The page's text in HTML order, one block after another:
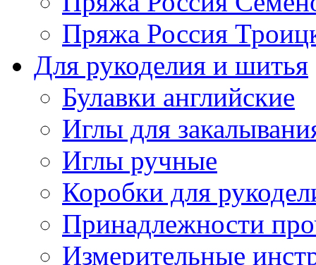
Пряжа Россия
Для рукоделия и шитья
Булавки английские
Иглы для
Иглы ручные
Коробки для
Принадлежности
Измерительные